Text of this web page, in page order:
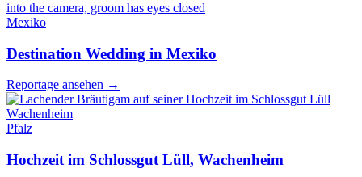
Mexiko
Destination Wedding in Mexiko
Reportage ansehen →
Pfalz
Hochzeit im Schlossgut Lüll, Wachenheim